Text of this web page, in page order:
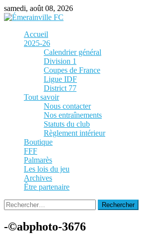
Skip
to
samedi, août 08, 2026
Accueil
2025-26
Calendrier général
Division 1
Coupes de France
Ligue IDF
District 77
Tout savoir
Nous contacter
Nos entraînements
Statuts du club
Règlement intérieur
Boutique
FFF
Palmarès
Les lois du jeu
Archives
Être partenaire
Rechercher :
-©abphoto-3676